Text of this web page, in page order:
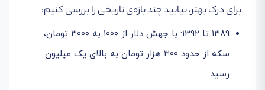
برای درک بهتر، بیایید چند بازه‌ی تاریخی را بررسی کنیم:
۱۳۸۹ تا ۱۳۹۲: با جهش دلار از ۱۰۰۰ به ۳۰۰۰ تومان،
سکه از حدود ۳۰۰ هزار تومان به بالای یک میلیون
رسید.